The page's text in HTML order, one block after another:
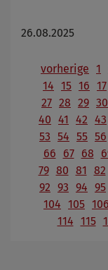
26.08.2025
vorherige 1
14 15 16 17
27 28 29 30
40 41 42 43
53 54 55 56
66
67 68
79 80 81 82
92 93 94 95
104 105 106
114 115